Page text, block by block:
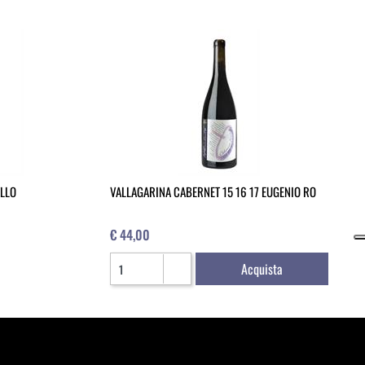
VALLAGARINA CABERNET 15 16 17 EUGENIO RO
€ 44,00
Quantità
Acquista